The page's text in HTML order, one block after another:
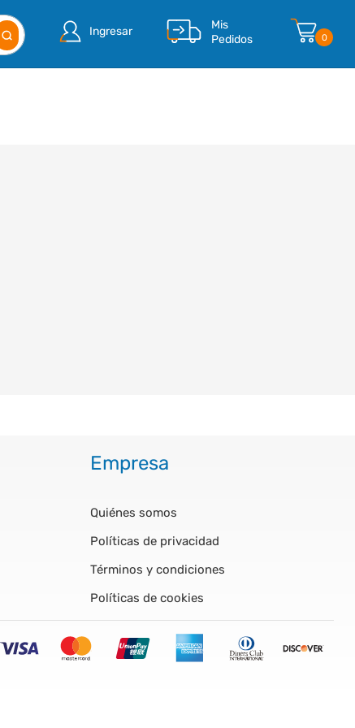
Ingresar
Mis
Pedidos
0
Empresa
Quiénes somos
Políticas de privacidad
Términos y condiciones
Políticas de cookies